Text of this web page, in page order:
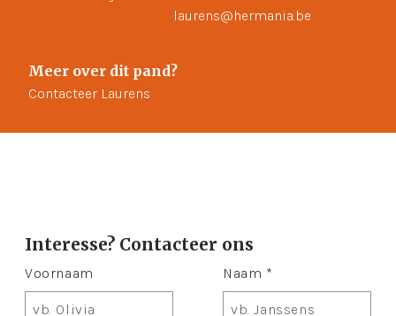
laurens@hermania.be
Meer over dit pand?
Contacteer Laurens
Interesse? Contacteer ons
Voornaam Naam *